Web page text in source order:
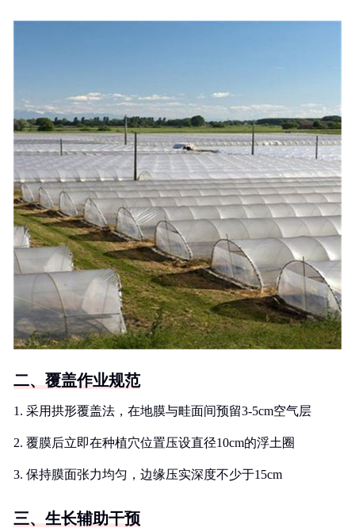
二、覆盖作业规范
1. 采用拱形覆盖法，在地膜与畦面间预留3-5cm空气层
2. 覆膜后立即在种植穴位置压设直径10cm的浮土圈
3. 保持膜面张力均匀，边缘压实深度不少于15cm
三、生长辅助干预